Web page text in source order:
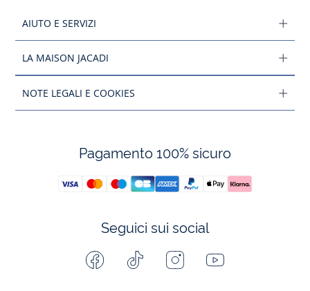
AIUTO E SERVIZI
LA MAISON JACADI
NOTE LEGALI E COOKIES
Pagamento 100% sicuro
Seguici sui social
FacebookTiktok InstagramYoutube